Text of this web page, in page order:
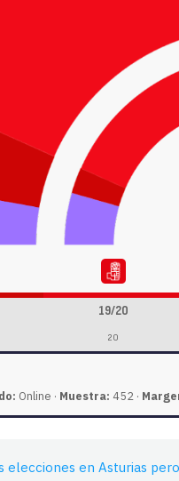
19/20
20
Online · Muestra: 452 ·
elecciones en Asturias